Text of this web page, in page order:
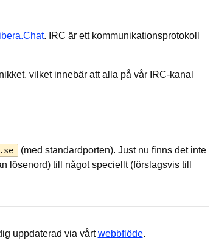
. IRC är ett kommunikationsprotokoll
vilket innebär att alla på vår IRC-kanal
(med standardporten). Just nu finns det inte
lösenord) till något speciellt (förslagsvis till
uppdaterad via vårtwebbflöde.